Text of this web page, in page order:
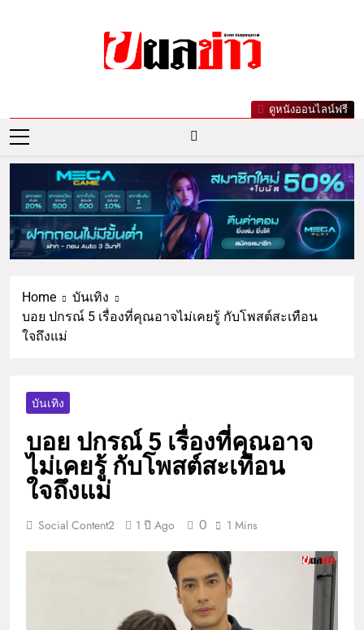
ผลข่าว.com
ดารา ข่าวกีฬารอบโลก เลขเด็ดหวยดัง ตรวจ
ดูหนังออนไลน์ฟรี
Home
บันเทิง
บอย ปกรณ์ 5 เรื่องที่คุณอาจไม่เคยรู้ กับโพสต์สะเทือน
ใจถึงแม่
บันเทิง
บอย ปกรณ์ 5 เรื่องที่คุณอาจ
ไม่เคยรู้ กับโพสต์สะเทือน
ใจถึงแม่
Social Content2 1 ปี Ago 0 1 Mins